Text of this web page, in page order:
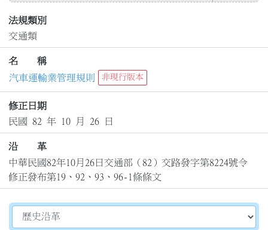
法規類別
交通類
名 稱
汽車運輸業管理規則
非現行版本
修正日期
民國 82 年 10 月 26 日
沿 革
中華民國82年10月26日交通部（82）交路發字第8224號令
修正發布第19、92、93、96-1條條文
切換選擇法規資訊內容